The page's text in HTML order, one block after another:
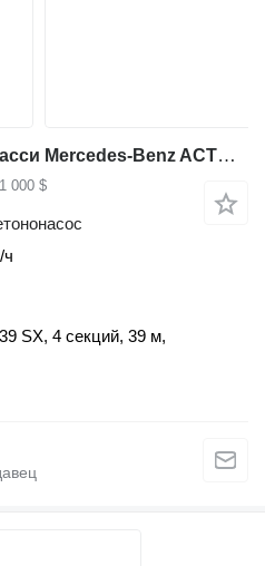
Schwing KVM 39 SX на шасси Mercedes-Benz ACTROS 2636 mp3 6x4 Schwing 39m pump 2012model
000 $
ч
SX, 4 секций, 39 м,